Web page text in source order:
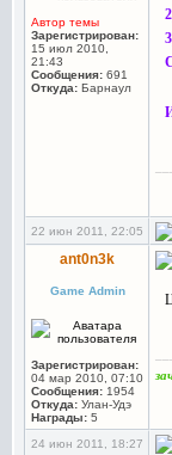
Автор темы
Зарегистрирован:
15 июл 2010,
21:43
Сообщения: 691
Откуда: Барнаул
22 июн 2011, 22:05
ant0n3k
Game Admin
Зарегистрирован:
04 мар 2010, 07:10
Сообщения: 1954
Откуда: Улан-Удэ
Награды: 5
24 июн 2011, 18:27